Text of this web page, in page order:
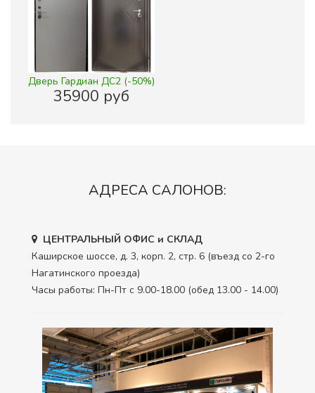
Дверь Гардиан ДС2 (-50%)
35900 руб
АДРЕСА САЛОНОВ:
ЦЕНТРАЛЬНЫЙ ОФИС и СКЛАД
Каширское шоссе, д. 3, корп. 2, стр. 6 (въезд со 2-го
Нагатинского проезда)
Часы работы: Пн-Пт с 9.00-18.00 (обед 13.00 - 14.00)